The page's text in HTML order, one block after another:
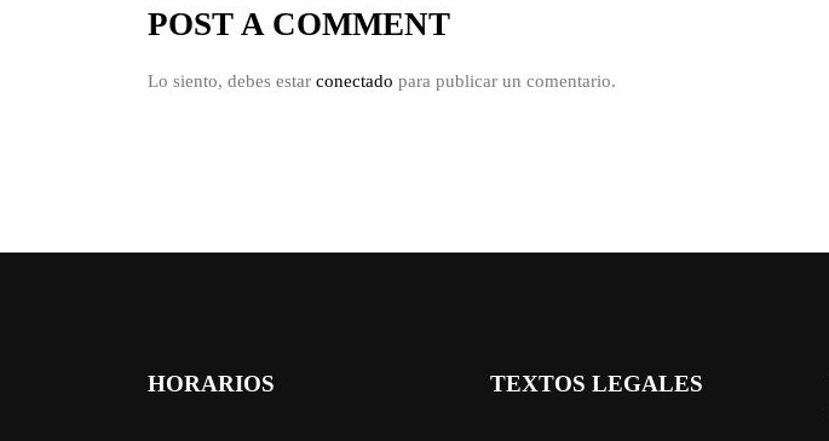
POST A COMMENT
Lo siento, debes estar conectado para publicar un comentario.
HORARIOS TEXTOS LEGALES